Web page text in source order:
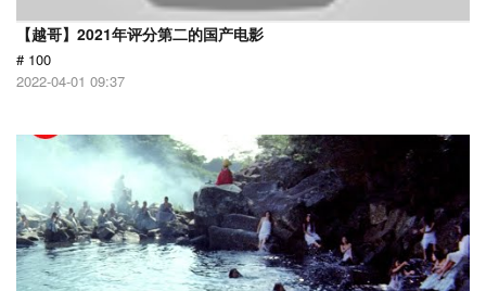
【越哥】2021年评分第二的国产电影
# 100
2022-04-01 09:37